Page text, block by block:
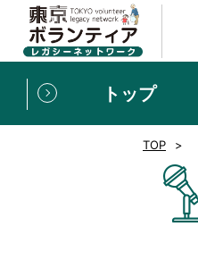
トップ
TOP